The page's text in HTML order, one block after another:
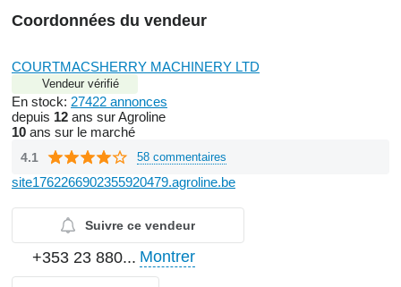
Coordonnées du vendeur
COURTMACSHERRY MACHINERY LTD
Vendeur vérifié
En stock: 27422 annonces
depuis 12 ans sur Agroline
10 ans sur le marché
4.1 58 commentaires
site1762266902355920479.agroline.be
Suivre ce vendeur
+353 23 880... Montrer